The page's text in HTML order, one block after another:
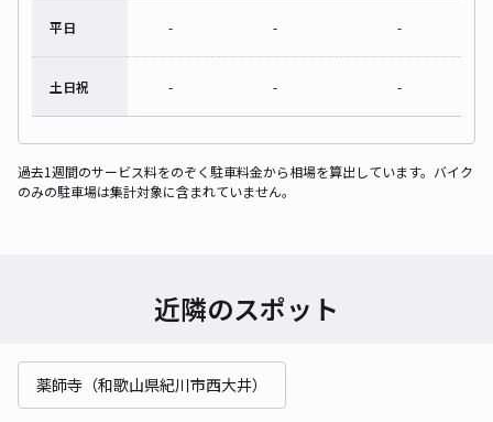
平日 - - -
土日祝 - - -
過去1週間のサービス料をのぞく駐車料金から相場を算出しています。バイク
のみの駐車場は集計対象に含まれていません。
近隣のスポット
薬師寺（和歌山県紀川市西大井）